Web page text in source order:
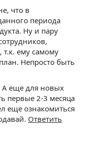
что в
периода
Ну и пару
т.к. ему самому
Непросто быть
А еще для новых
первые 2-3 месяца
еще ознакомиться
Ответить